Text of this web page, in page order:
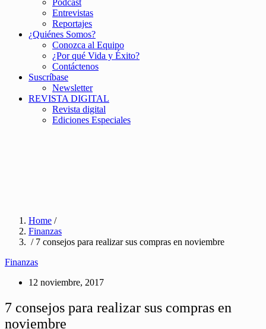
Podcast
Entrevistas
Reportajes
¿Quiénes Somos?
Conozca al Equipo
¿Por qué Vida y Éxito?
Contáctenos
Suscríbase
Newsletter
REVISTA DIGITAL
Revista digital
Ediciones Especiales
Home /
Finanzas
/ 7 consejos para realizar sus compras en noviembre
Finanzas
12 noviembre, 2017
7 consejos para realizar sus compras en
noviembre